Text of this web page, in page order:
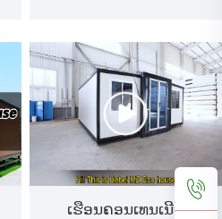
ທ່ານ!
ເຮືອນຄອນເທນເນີທີ່